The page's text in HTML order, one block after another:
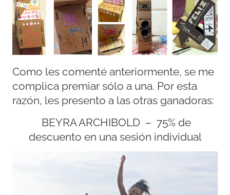
Como les comenté anteriormente, se me
complica premiar sólo a una. Por esta
razón, les presento a las otras ganadoras:
BEYRA ARCHIBOLD – 75% de
descuento en una sesión individual